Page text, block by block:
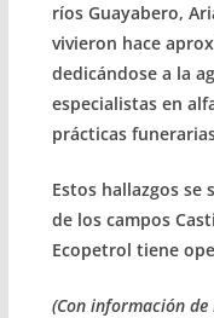
ríos Guayabero,
vivieron hace
dedicándose a la
especialistas en
prácticas
Estos hallazgos se
de los campos
Ecopetrol tiene
(Con información de